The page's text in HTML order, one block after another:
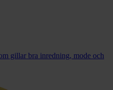
gillar bra inredning, mode och